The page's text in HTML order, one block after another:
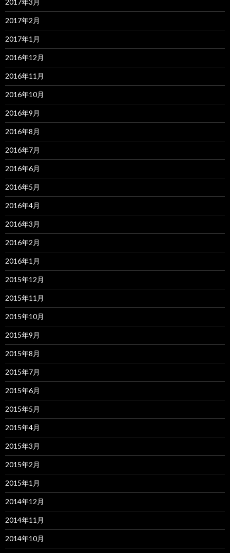
2017年3月
2017年2月
2017年1月
2016年12月
2016年11月
2016年10月
2016年9月
2016年8月
2016年7月
2016年6月
2016年5月
2016年4月
2016年3月
2016年2月
2016年1月
2015年12月
2015年11月
2015年10月
2015年9月
2015年8月
2015年7月
2015年6月
2015年5月
2015年4月
2015年3月
2015年2月
2015年1月
2014年12月
2014年11月
2014年10月